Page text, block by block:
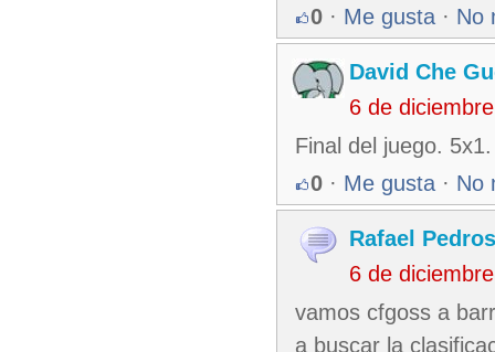
0 · Me gusta · No
David Che
6 de
Final del juego.
0 · Me gusta · No
Rafael
6 de
vamos cfgoss a
a buscar la